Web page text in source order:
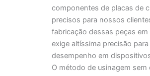
componentes de placas de
precisos para nossos
fabricação dessas peças em
exige altíssima precisão
desempenho em
O método de usinagem sem